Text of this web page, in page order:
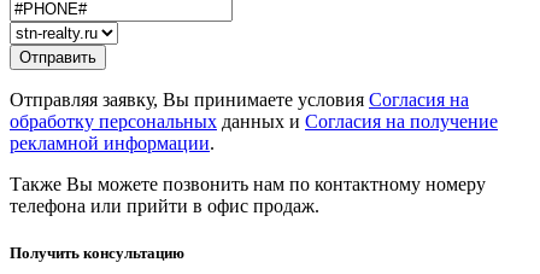
Отправляя заявку, Вы принимаете условия Согласия на
обработку персональных данных и Согласия на получение
рекламной информации.
Также Вы можете позвонить нам по контактному номеру
телефона или прийти в офис продаж.
Получить консультацию